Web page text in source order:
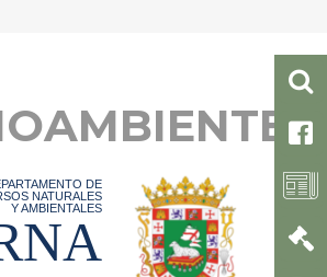
DE
NATURALES
Y AMBIENTALES